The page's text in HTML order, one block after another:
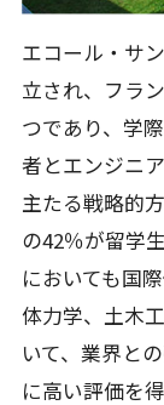
エコール・サ
立され、フラ
つであり、学
者とエンジニ
主たる戦略的
の42％が留学
においても国
体力学、土木
いて、業界と
に高い評価を